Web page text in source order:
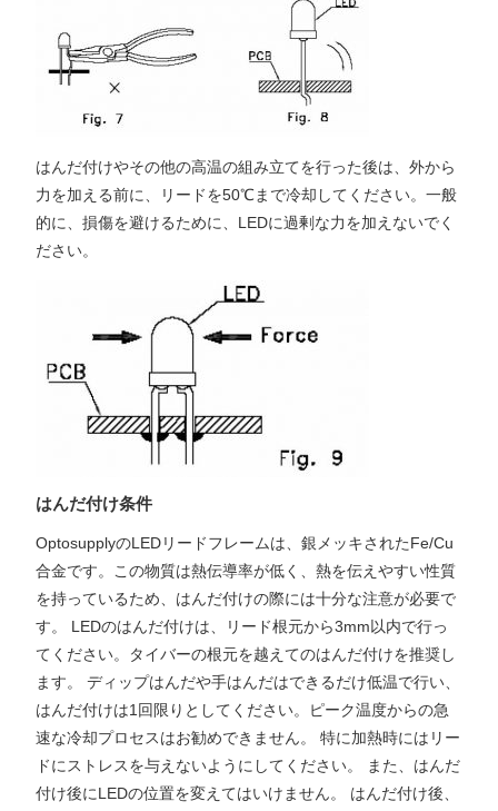
はんだ付けやその他の高温の組み立てを行った後は、外から
力を加える前に、リードを50℃まで冷却してください。一般
的に、損傷を避けるために、LEDに過剰な力を加えないでく
ださい。
はんだ付け条件
OptosupplyのLEDリードフレームは、銀メッキされたFe/Cu
合金です。この物質は熱伝導率が低く、熱を伝えやすい性質
を持っているため、はんだ付けの際には十分な注意が必要で
す。 LEDのはんだ付けは、リード根元から3mm以内で行っ
てください。タイバーの根元を越えてのはんだ付けを推奨し
ます。 ディップはんだや手はんだはできるだけ低温で行い、
はんだ付けは1回限りとしてください。ピーク温度からの急
速な冷却プロセスはお勧めできません。 特に加熱時にはリー
ドにストレスを与えないようにしてください。 また、はんだ
付け後にLEDの位置を変えてはいけません。 はんだ付け後、